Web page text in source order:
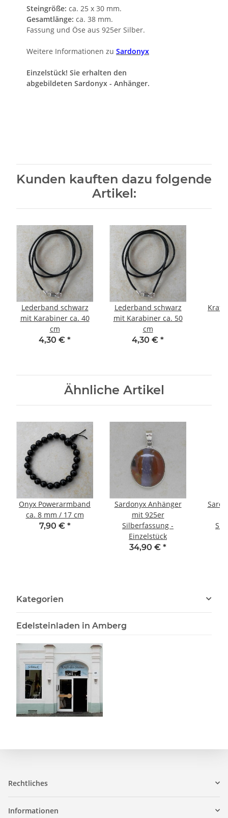
Steingröße: ca. 25 x 30 mm.
Gesamtlänge: ca. 38 mm.
Fassung und Öse aus 925er Silber.
Weitere Informationen zu Sardonyx
Einzelstück! Sie erhalten den
abgebildeten Sardonyx - Anhänger.
Kunden kauften dazu folgende
Artikel:
Lederband schwarz
mit Karabiner ca. 40
cm
4,30 € *
Lederband schwarz
mit Karabiner ca. 50
cm
4,30 € *
Ähnliche Artikel
Onyx Powerarmband
ca. 8 mm / 17 cm
7,90 € *
Sardonyx Anhänger
mit 925er
Silberfassung -
Einzelstück
34,90 € *
Kategorien
Edelsteinladen in Amberg
Rechtliches
Informationen